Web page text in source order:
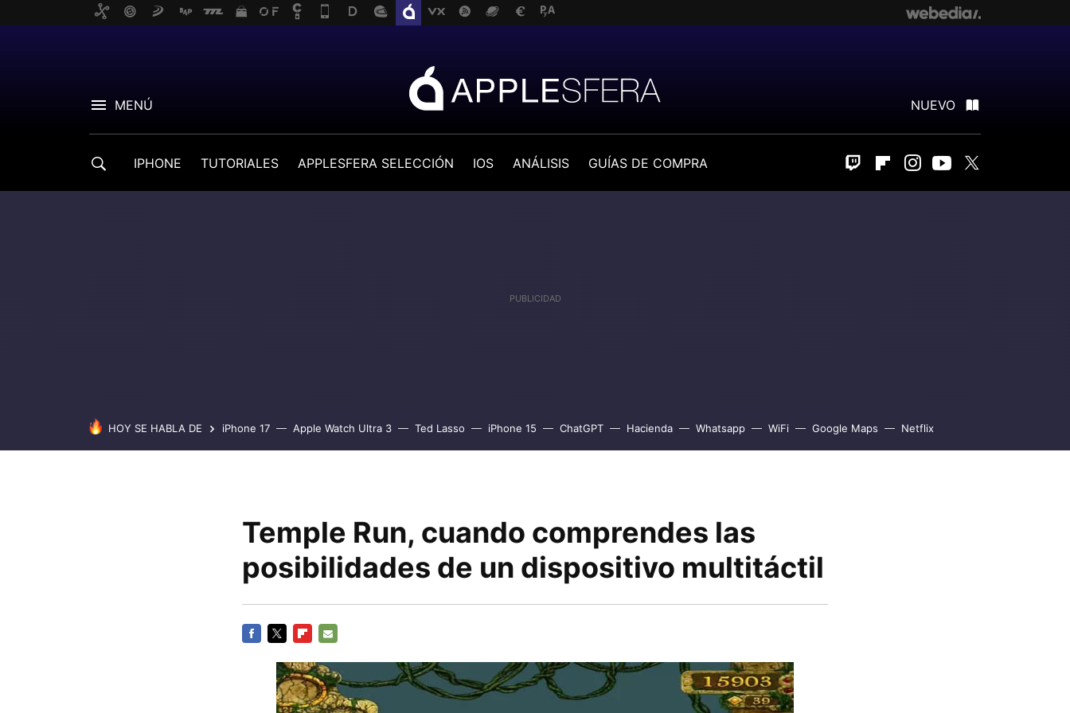
MENÚ NUEVO
IPHONE TUTORIALES APPLESFERA SELECCIÓN IOS ANÁLISIS GUÍAS DE COMPRA Twitch FlipboardInstagram
Youtube
HOY SE HABLA DE iPhone 17 Apple Watch Ultra 3 Ted Lasso iPhone 15 ChatGPT Hacienda Whatsapp WiFi Google Maps Netflix
Temple Run, cuando comprendes las
posibilidades de un dispositivo multitáctil
MAIL